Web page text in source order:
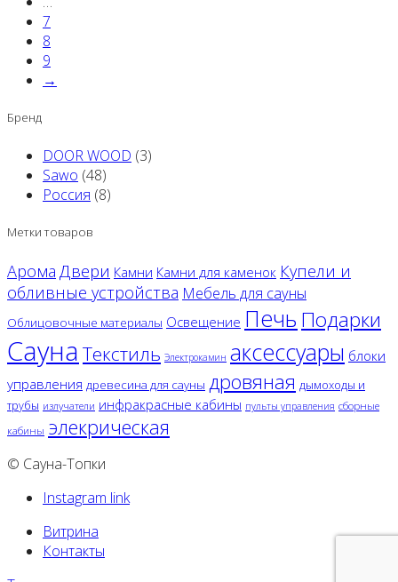
7
8
9
→
Бренд
DOOR WOOD (3)
Sawo (48)
Россия (8)
Метки товаров
Арома Двери Камни Камни для каменок Купели и
обливные устройства Мебель для сауны
Облицовочные материалы Освещение Печь Подарки
Сауна Текстиль Электрокамин аксессуары блоки
управления древесина для сауны дровяная дымоходы и
трубы излучатели инфракрасные кабины пульты управления сборные
кабины элекрическая
© Сауна-Топки
Instagram link
Витрина
Контакты